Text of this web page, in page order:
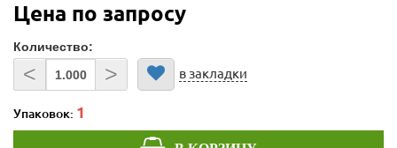
Цена по запросу
Количество:
< > в закладки
Упаковок: